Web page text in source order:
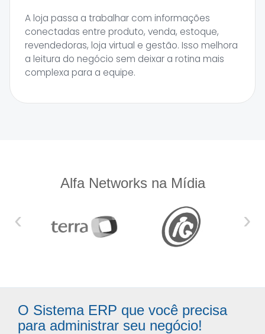
A loja passa a trabalhar com informações
conectadas entre produto, venda, estoque,
revendedoras, loja virtual e gestão. Isso melhora
a leitura do negócio sem deixar a rotina mais
complexa para a equipe.
Alfa Networks na Mídia
‹ ›
O Sistema ERP que você precisa
para administrar seu negócio!